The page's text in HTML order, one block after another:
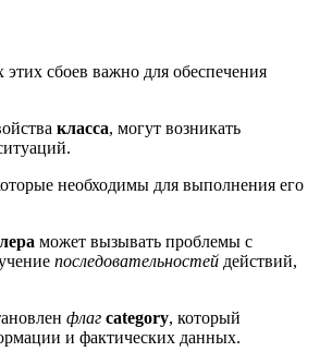
сбоев важно для обеспечения
класса, могут возникать
необходимы для выполнения его
может вызывать проблемы с
последовательностей действий,
флаг category, который
и фактических данных.